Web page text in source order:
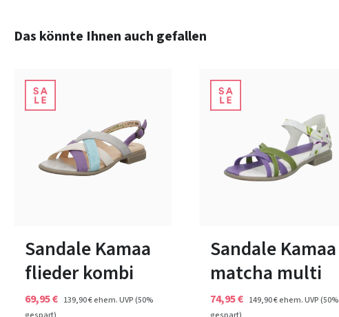
Produktgalerie überspringen
Das könnte Ihnen auch gefallen
Sandale Kamaa
flieder kombi
69,95 € 139,90 €ehem. UVP(50%
Sandale Kamaa
matcha multi
74,95 € 149,90 €ehem. UVP(50%